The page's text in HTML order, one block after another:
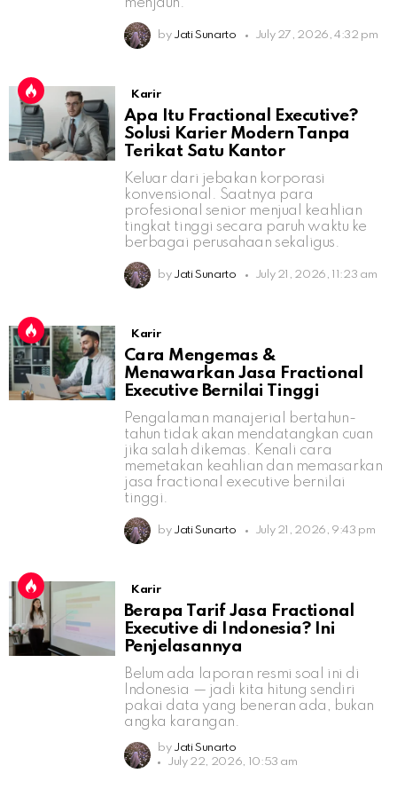
menjauh.
by Jati Sunarto July 27, 2026, 4:32 pm
Karir
Apa Itu Fractional Executive?
Solusi Karier Modern Tanpa
Terikat Satu Kantor
Keluar dari jebakan korporasi
konvensional. Saatnya para
profesional senior menjual keahlian
tingkat tinggi secara paruh waktu ke
berbagai perusahaan sekaligus.
by Jati Sunarto July 21, 2026, 11:23 am
Karir
Cara Mengemas &
Menawarkan Jasa Fractional
Executive Bernilai Tinggi
Pengalaman manajerial bertahun-
tahun tidak akan mendatangkan cuan
jika salah dikemas. Kenali cara
memetakan keahlian dan memasarkan
jasa fractional executive bernilai
tinggi.
by Jati Sunarto July 21, 2026, 9:43 pm
Karir
Berapa Tarif Jasa Fractional
Executive di Indonesia? Ini
Penjelasannya
Belum ada laporan resmi soal ini di
Indonesia — jadi kita hitung sendiri
pakai data yang beneran ada, bukan
angka karangan.
by Jati Sunarto
July 22, 2026, 10:53 am